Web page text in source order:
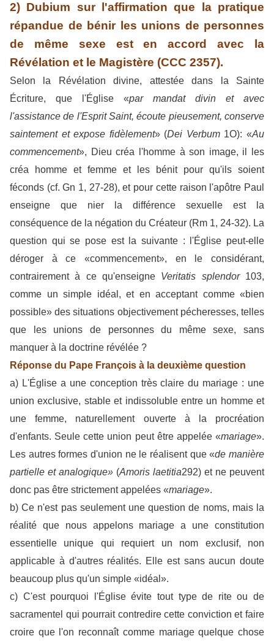
2) Dubium sur l'affirmation que la pratique
répandue de bénir les unions de personnes
de même sexe est en accord avec la
Révélation et le Magistère (CCC 2357).
Selon la Révélation divine, attestée dans la Sainte
Écriture, que l'Église «par mandat divin et avec
l'assistance de l'Esprit Saint, écoute pieusement, conserve
saintement et expose fidèlement» (Dei Verbum1O): «Au
commencement», Dieu créa l'homme à son image, il les
créa homme et femme et les bénit pour qu'ils soient
féconds (cf. Gn 1, 27-28), et pour cette raison l'apôtre Paul
enseigne que nier la différence sexuelle est la
conséquence de la négation du Créateur (Rm 1, 24-32). La
question qui se pose est la suivante : l'Église peut-elle
déroger à ce «commencement», en le considérant,
contrairement à ce qu'enseigne Veritatis splendor103,
comme un simple idéal, et en acceptant comme «bien
possible» des situations objectivement pécheresses, telles
que les unions de personnes du même sexe, sans
manquer à la doctrine révélée ?
Réponse du Pape François à la deuxième question
a) L'Église a une conception très claire du mariage : une
union exclusive, stable et indissoluble entre un homme et
une femme, naturellement ouverte à la procréation
d'enfants. Seule cette union peut être appelée «mariage».
Les autres formes d'union ne le réalisent que «de manière
partielle et analogique» (Amoris laetitia292) et ne peuvent
donc pas être strictement appelées «mariage».
b) Ce n'est pas seulement une question de noms, mais la
réalité que nous appelons mariage a une constitution
essentielle unique qui requiert un nom exclusif, non
applicable à d'autres réalités. Elle est sans aucun doute
beaucoup plus qu'un simple «idéal».
c) C'est pourquoi l'Église évite tout type de rite ou de
sacramentel qui pourrait contredire cette conviction et faire
croire que l'on reconnaît comme mariage quelque chose